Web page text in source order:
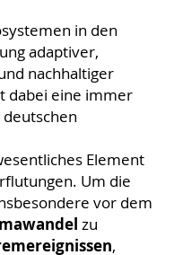
in den
adaptiver,
nachhaltiger
dabei eine immer
Element
Um die
vor dem
zu
,